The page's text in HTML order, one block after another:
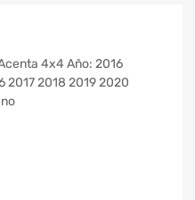
4x4 Año: 2016
2017 2018 2019 2020